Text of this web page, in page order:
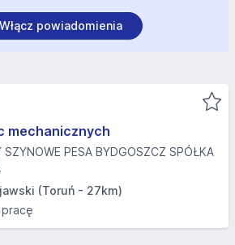
Włącz powiadomienia
mechanicznych
SZYNOWE PESA BYDGOSZCZ SPÓŁKA
(Toruń - 27km)